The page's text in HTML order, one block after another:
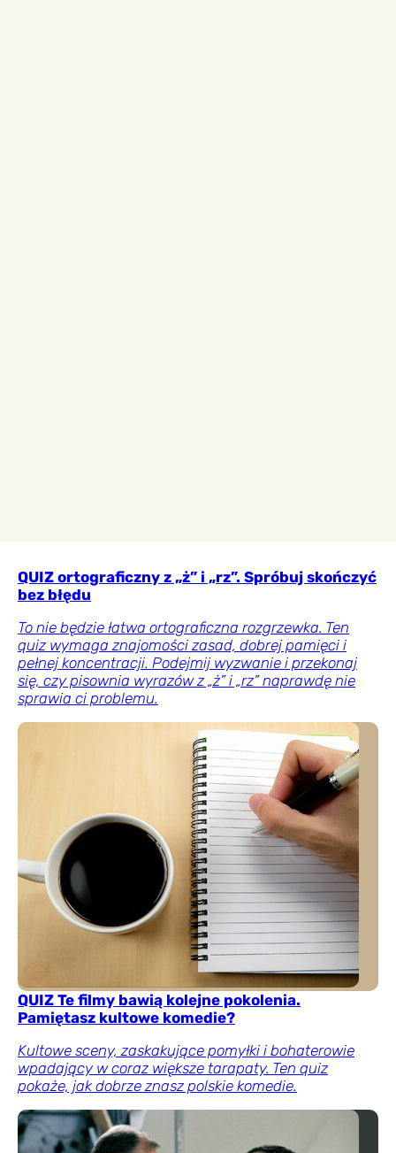
QUIZ ortograficzny z „ż” i „rz”. Spróbuj skończyć
bez błędu
To nie będzie łatwa ortograficzna rozgrzewka. Ten
quiz wymaga znajomości zasad, dobrej pamięci i
pełnej koncentracji. Podejmij wyzwanie i przekonaj
się, czy pisownia wyrazów z „ż” i „rz” naprawdę nie
sprawia ci problemu.
QUIZ Te filmy bawią kolejne pokolenia.
Pamiętasz kultowe komedie?
Kultowe sceny, zaskakujące pomyłki i bohaterowie
wpadający w coraz większe tarapaty. Ten quiz
pokaże, jak dobrze znasz polskie komedie.